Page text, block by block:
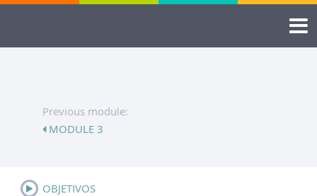
Previous module:
MODULE 3
OBJETIVOS